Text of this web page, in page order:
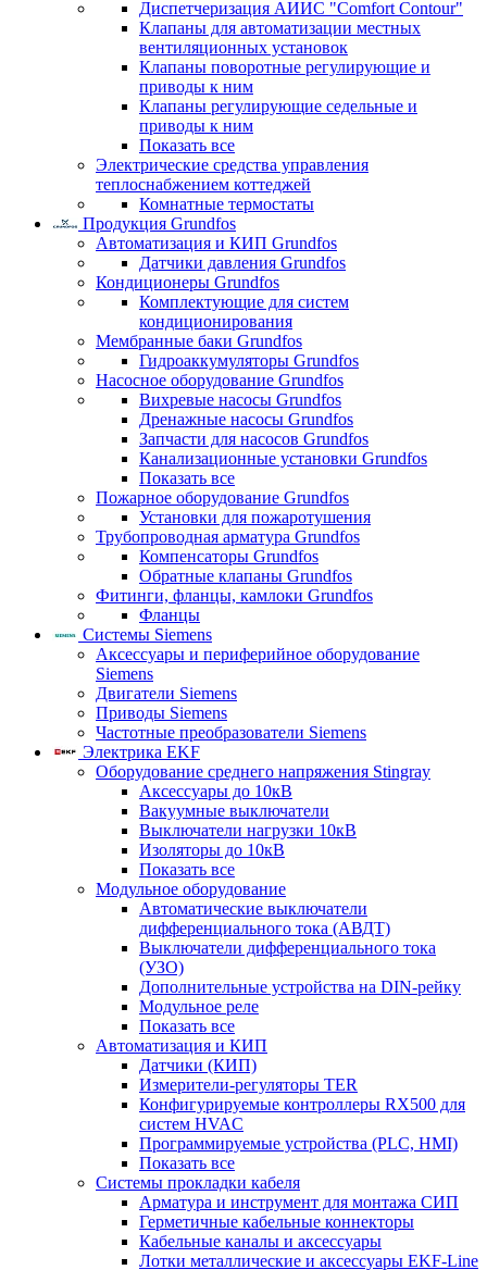
Диспетчеризация АИИС "Comfort Contour"
Клапаны для автоматизации местных
вентиляционных установок
Клапаны поворотные регулирующие и
приводы к ним
Клапаны регулирующие седельные и
приводы к ним
Показать все
Электрические средства управления
теплоснабжением коттеджей
Комнатные термостаты
Продукция Grundfos
Автоматизация и КИП Grundfos
Датчики давления Grundfos
Кондиционеры Grundfos
Комплектующие для систем
кондиционирования
Мембранные баки Grundfos
Гидроаккумуляторы Grundfos
Насосное оборудование Grundfos
Вихревые насосы Grundfos
Дренажные насосы Grundfos
Запчасти для насосов Grundfos
Канализационные установки Grundfos
Показать все
Пожарное оборудование Grundfos
Установки для пожаротушения
Трубопроводная арматура Grundfos
Компенсаторы Grundfos
Обратные клапаны Grundfos
Фитинги, фланцы, камлоки Grundfos
Фланцы
Системы Siemens
Аксессуары и периферийное оборудование
Siemens
Двигатели Siemens
Приводы Siemens
Частотные преобразователи Siemens
Электрика EKF
Оборудование среднего напряжения Stingray
Аксессуары до 10кВ
Вакуумные выключатели
Выключатели нагрузки 10кВ
Изоляторы до 10кВ
Показать все
Модульное оборудование
Автоматические выключатели
дифференциального тока (АВДТ)
Выключатели дифференциального тока
(УЗО)
Дополнительные устройства на DIN-рейку
Модульное реле
Показать все
Автоматизация и КИП
Датчики (КИП)
Измерители-регуляторы TER
Конфигурируемые контроллеры RX500 для
систем HVAC
Программируемые устройства (PLC, HMI)
Показать все
Системы прокладки кабеля
Арматура и инструмент для монтажа СИП
Герметичные кабельные коннекторы
Кабельные каналы и аксессуары
Лотки металлические и аксессуары EKF-Line